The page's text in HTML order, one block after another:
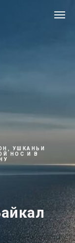
УШКАНЬИ
НОС И В